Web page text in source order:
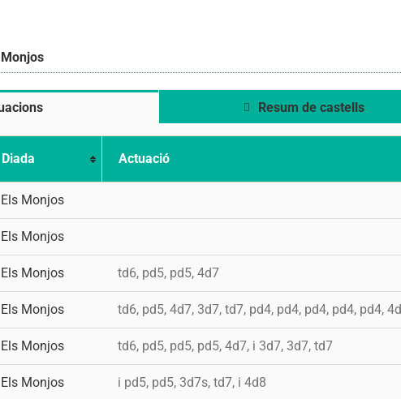
Resum de castells
Diada Actuació
Els Monjos
Els Monjos
Els Monjos td6, pd5, pd5, 4d7
Els Monjos td6, pd5, 4d7, 3d7, td7, pd4, pd4, pd4, pd4, pd4,
Els Monjos td6, pd5, pd5, pd5, 4d7, i 3d7, 3d7, td7
Els Monjos i pd5, pd5, 3d7s, td7, i 4d8